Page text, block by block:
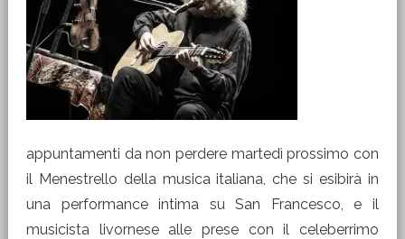
appuntamenti da non perdere martedì prossimo con
il Menestrello della musica italiana, che si esibirà in
una performance intima su San Francesco, e il
musicista livornese alle prese con il celeberrimo